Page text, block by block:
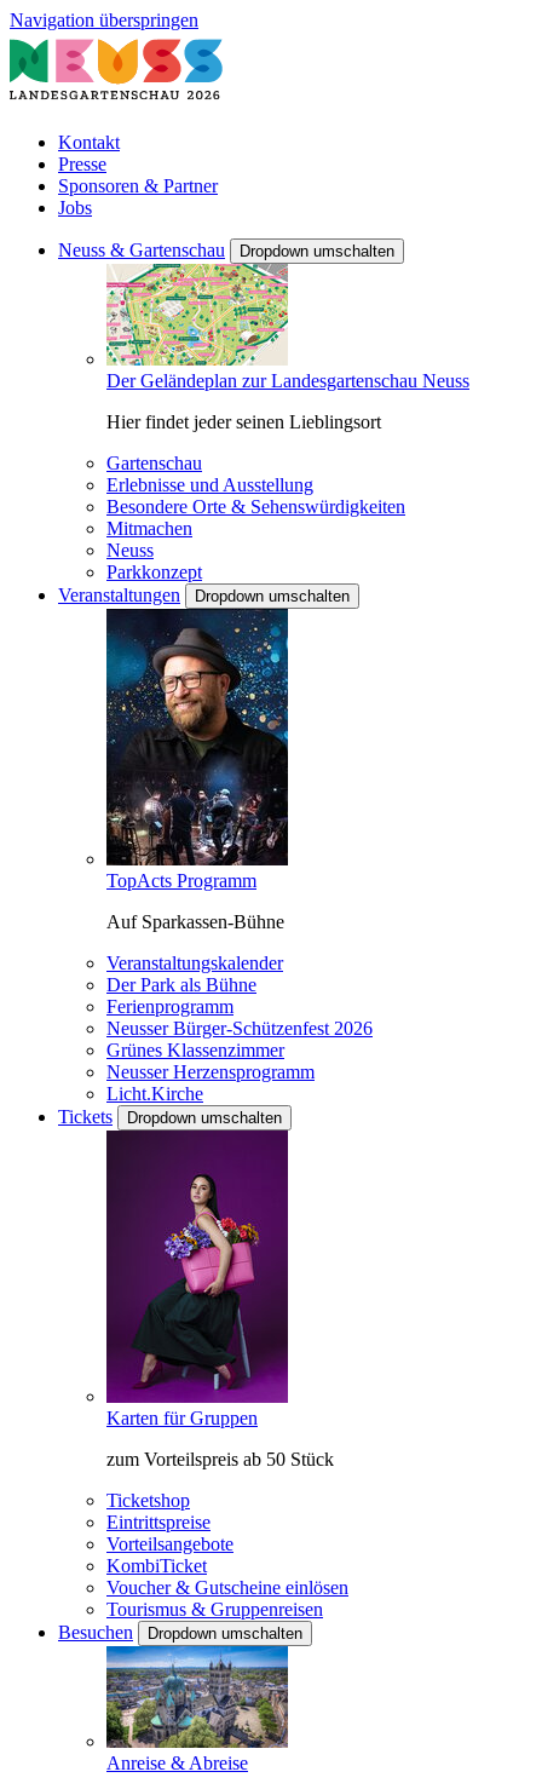
Navigation überspringen
Kontakt
Presse
Sponsoren & Partner
Jobs
Neuss & Gartenschau Dropdown umschalten
Der Geländeplan zur Landesgartenschau Neuss
Hier findet jeder seinen Lieblingsort
Gartenschau
Erlebnisse und Ausstellung
Besondere Orte & Sehenswürdigkeiten
Mitmachen
Neuss
Parkkonzept
Veranstaltungen
Dropdown umschalten
TopActs Programm
Auf Sparkassen-Bühne
Veranstaltungskalender
Der Park als Bühne
Ferienprogramm
Neusser Bürger-Schützenfest 2026
Grünes Klassenzimmer
Neusser Herzensprogramm
Licht.Kirche
Tickets
Dropdown umschalten
Karten für Gruppen
zum Vorteilspreis ab 50 Stück
Ticketshop
Eintrittspreise
Vorteilsangebote
KombiTicket
Voucher & Gutscheine einlösen
Tourismus & Gruppenreisen
Besuchen
Dropdown umschalten
Anreise & Abreise